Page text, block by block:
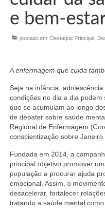
Conselheiros e
Câmaras
Transparência e
Eleições
Eleições
Eleições 2023
Eleições
Agenda do
e bem-
postado em: Destaque Principal
A enfermagem que cuida
Seja na infância,
condições no dia a dia
que se acumulam ao longo
de debater sobre saúde
Regional de Enfermagem
conscientização sobre Janeiro
Fundada em 2014, a
principal objetivo promover
população a procurar ajuda
emocional. Assim, o
desacelerar, fortalecer
tratando a saúde mental